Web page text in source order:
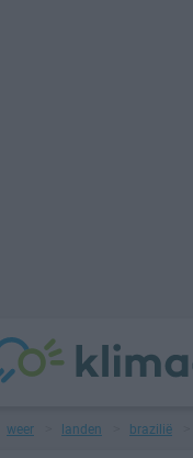
weer landen brazilië